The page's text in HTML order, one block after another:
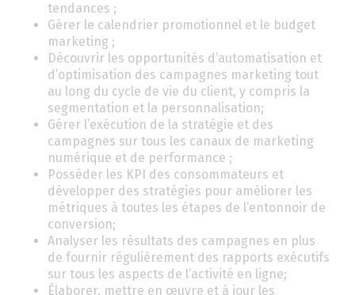
tendances ;
Gérer le calendrier promotionnel et le budget
marketing ;
Découvrir les opportunités d’automatisation et
d’optimisation des campagnes marketing tout
au long du cycle de vie du client, y compris la
segmentation et la personnalisation;
Gérer l’exécution de la stratégie et des
campagnes sur tous les canaux de marketing
numérique et de performance ;
Posséder les KPI des consommateurs et
développer des stratégies pour améliorer les
métriques à toutes les étapes de l’entonnoir de
conversion;
Analyser les résultats des campagnes en plus
de fournir régulièrement des rapports exécutifs
sur tous les aspects de l’activité en ligne;
Élaborer, mettre en œuvre et à jour les